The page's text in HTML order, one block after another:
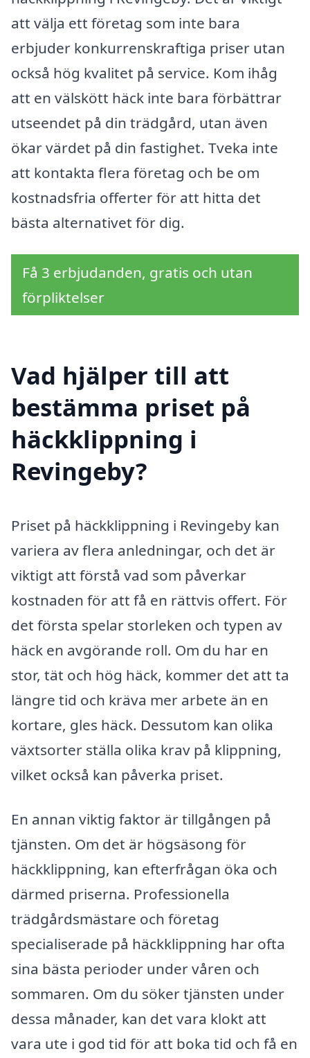
att välja ett företag som inte bara
erbjuder konkurrenskraftiga priser utan
också hög kvalitet på service. Kom ihåg
att en välskött häck inte bara förbättrar
utseendet på din trädgård, utan även
ökar värdet på din fastighet. Tveka inte
att kontakta flera företag och be om
kostnadsfria offerter för att hitta det
bästa alternativet för dig.
Få 3 erbjudanden, gratis och utan
förpliktelser
Vad hjälper till att
bestämma priset på
häckklippning i
Revingeby?
Priset på häckklippning i Revingeby kan
variera av flera anledningar, och det är
viktigt att förstå vad som påverkar
kostnaden för att få en rättvis offert. För
det första spelar storleken och typen av
häck en avgörande roll. Om du har en
stor, tät och hög häck, kommer det att ta
längre tid och kräva mer arbete än en
kortare, gles häck. Dessutom kan olika
växtsorter ställa olika krav på klippning,
vilket också kan påverka priset.
En annan viktig faktor är tillgången på
tjänsten. Om det är högsäsong för
häckklippning, kan efterfrågan öka och
därmed priserna. Professionella
trädgårdsmästare och företag
specialiserade på häckklippning har ofta
sina bästa perioder under våren och
sommaren. Om du söker tjänsten under
dessa månader, kan det vara klokt att
vara ute i god tid för att boka tid och få en